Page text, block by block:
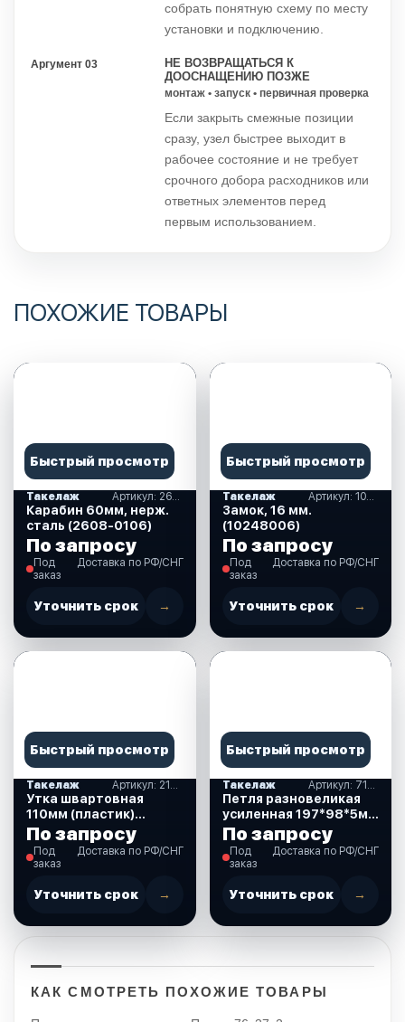
собрать понятную схему по месту
установки и подключению.
Аргумент 03
НЕ ВОЗВРАЩАТЬСЯ К
ДООСНАЩЕНИЮ ПОЗЖЕ
монтаж • запуск • первичная проверка
Если закрыть смежные позиции
сразу, узел быстрее выходит в
рабочее состояние и не требует
срочного добора расходников или
ответных элементов перед
первым использованием.
ПОХОЖИЕ ТОВАРЫ
Быстрый просмотр
Такелаж Артикул: 2608-0106
Карабин 60мм, нерж.
сталь (2608-0106)
По запросу
Под
заказ
Доставка по РФ/СНГ
Уточнить срок →
Быстрый просмотр
Такелаж Артикул: 10248006
Замок, 16 мм.
(10248006)
По запросу
Под
заказ
Доставка по РФ/СНГ
Уточнить срок →
Быстрый просмотр
Такелаж Артикул: 210078
Утка швартовная
110мм (пластик)
(210078)
По запросу
Под
заказ
Доставка по РФ/СНГ
Уточнить срок →
Быстрый просмотр
Такелаж Артикул: 710061
Петля разновеликая
усиленная 197*98*5мм
(710061)
По запросу
Под
заказ
Доставка по РФ/СНГ
Уточнить срок →
КАК СМОТРЕТЬ ПОХОЖИЕ ТОВАРЫ